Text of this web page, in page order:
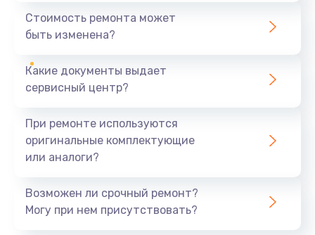
1440 руб.
Ремонт южного моста
Замена батарейки BIOS
Заказать
Стоимость ремонта может
быть изменена?
Какие документы выдает
сервисный центр?
При ремонте используются
оригинальные комплектующие
или аналоги?
Возможен ли срочный ремонт?
Могу при нем присутствовать?